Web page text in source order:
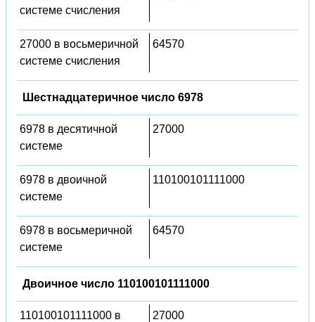
системе счисления
27000 в восьмеричной
системе счисления
64570
Шестнадцатеричное число 6978
6978 в десятичной
системе
27000
6978 в двоичной
системе
110100101111000
6978 в восьмеричной
системе
64570
Двоичное число 110100101111000
110100101111000 в
27000